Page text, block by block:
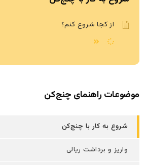
از کجا شروع کنم؟
موضوعات راهنمای چنج‌کن
شروع به کار با چنج‌کن
واریز و برداشت ریالی